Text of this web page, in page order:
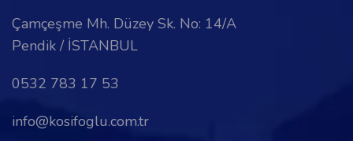
Çamçeşme Mh. Düzey Sk. No: 14/A
Pendik / İSTANBUL
0532 783 17 53
info@kosifoglu.com.tr